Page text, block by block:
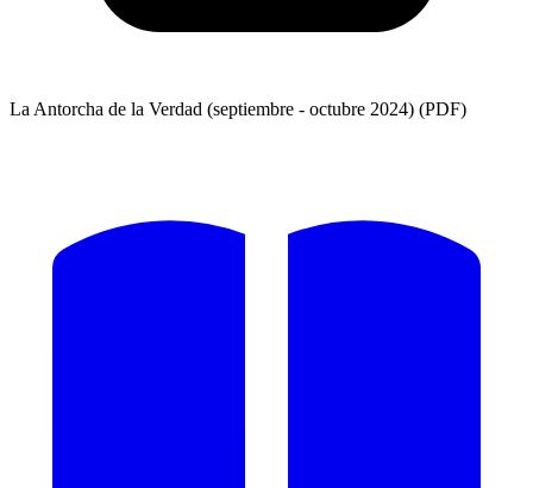
La Antorcha de la Verdad (septiembre - octubre 2024) (PDF)